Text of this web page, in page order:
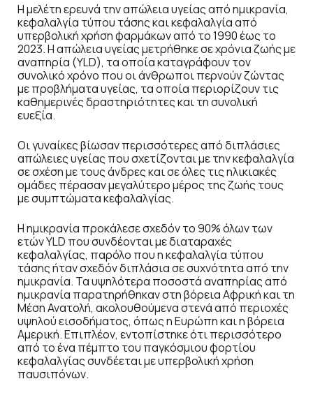
Η μελέτη ερευνά την απώλεια υγείας από ημικρανία,
κεφαλαλγία τύπου τάσης και κεφαλαλγία από
υπερβολική χρήση φαρμάκων από το 1990 έως το
2023. Η απώλεια υγείας μετρήθηκε σε χρόνια ζωής με
αναπηρία (YLD), τα οποία καταγράφουν τον
συνολικό χρόνο που οι άνθρωποι περνούν ζώντας
με προβλήματα υγείας, τα οποία περιορίζουν τις
καθημερινές δραστηριότητες και τη συνολική
ευεξία.
Οι γυναίκες βίωσαν περισσότερες από διπλάσιες
απώλειες υγείας που σχετίζονται με την κεφαλαλγία
σε σχέση με τους άνδρες και σε όλες τις ηλικιακές
ομάδες πέρασαν μεγαλύτερο μέρος της ζωής τους
με συμπτώματα κεφαλαλγίας.
Η ημικρανία προκάλεσε σχεδόν το 90% όλων των
ετών YLD που συνδέονται με διαταραχές
κεφαλαλγίας, παρόλο που η κεφαλαλγία τύπου
τάσης ήταν σχεδόν διπλάσια σε συχνότητα από την
ημικρανία. Τα υψηλότερα ποσοστά αναπηρίας από
ημικρανία παρατηρήθηκαν στη βόρεια Αφρική και τη
Μέση Ανατολή, ακολουθούμενα στενά από περιοχές
υψηλού εισοδήματος, όπως η Ευρώπη και η βόρεια
Αμερική. Επιπλέον, εντοπίστηκε ότι περισσότερο
από το ένα πέμπτο του παγκόσμιου φορτίου
κεφαλαλγίας συνδέεται με υπερβολική χρήση
παυσιπόνων.